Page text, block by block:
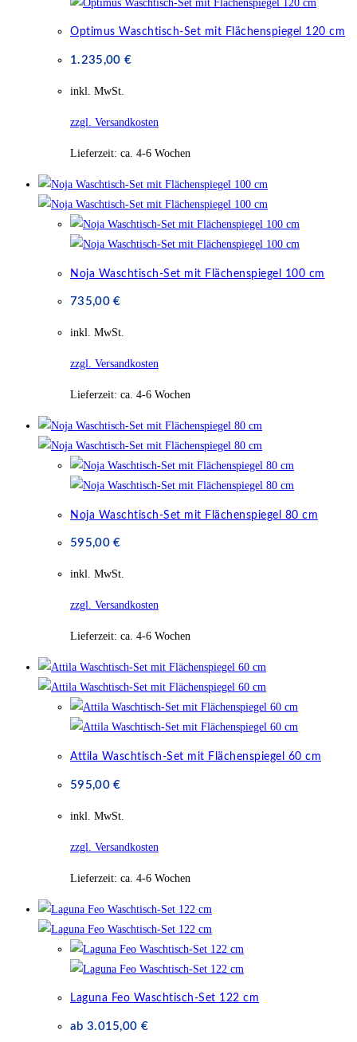
Optimus Waschtisch-Set mit Flächenspiegel 120 cm
1.235,00 €
inkl. MwSt.
zzgl. Versandkosten
Lieferzeit: ca. 4-6 Wochen
Noja Waschtisch-Set mit Flächenspiegel 100 cm
735,00€
inkl. MwSt.
zzgl. Versandkosten
Lieferzeit: ca. 4-6 Wochen
Noja Waschtisch-Set mit Flächenspiegel 80 cm
595,00€
inkl. MwSt.
zzgl. Versandkosten
Lieferzeit: ca. 4-6 Wochen
Attila Waschtisch-Set mit Flächenspiegel 60 cm
595,00€
inkl. MwSt.
zzgl. Versandkosten
Lieferzeit: ca. 4-6 Wochen
Laguna Feo Waschtisch-Set 122 cm
ab 3.015,00 €